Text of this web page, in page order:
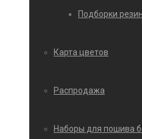
Подборки
Карта цветов
Распродажа
Наборы для пошива